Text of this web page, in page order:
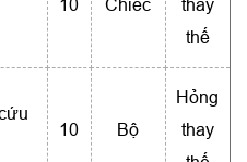
10 Chiếc
thay
thế
10 Bộ
Hỏng
thay